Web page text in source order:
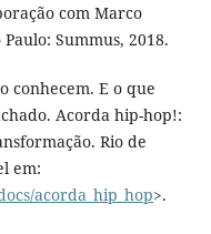
com Marco
Summus, 2018.
conhecem. E o que
Acorda hip-hop!:
Rio de
em:
acorda_hip_hop>.